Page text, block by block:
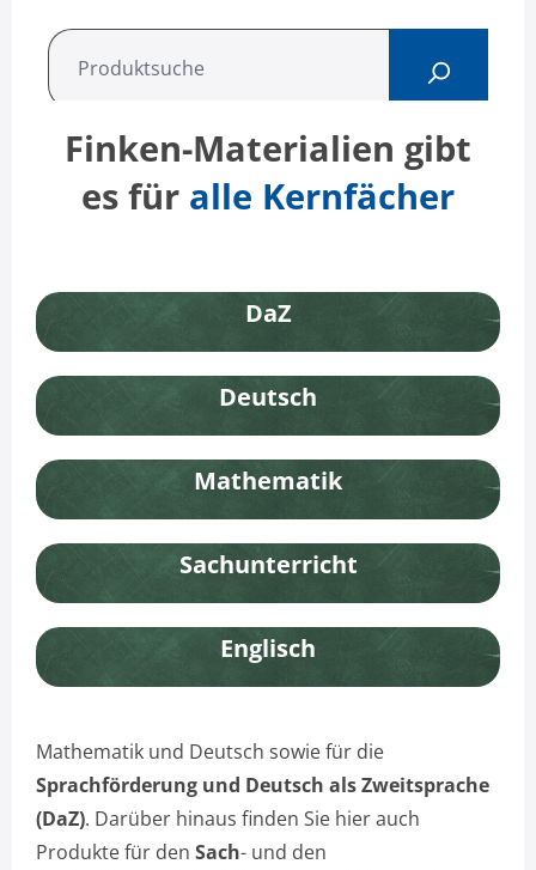
Finken-Materialien gibt
es für alle Kernfächer
DaZ
Deutsch
Mathematik
Sachunterricht
Englisch
Mathematik und Deutsch sowie für die
Sprachförderung und Deutsch als Zweitsprache
(DaZ). Darüber hinaus finden Sie hier auch
Produkte für den Sach- und den